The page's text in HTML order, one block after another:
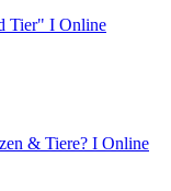
Tier" I Online
& Tiere? I Online